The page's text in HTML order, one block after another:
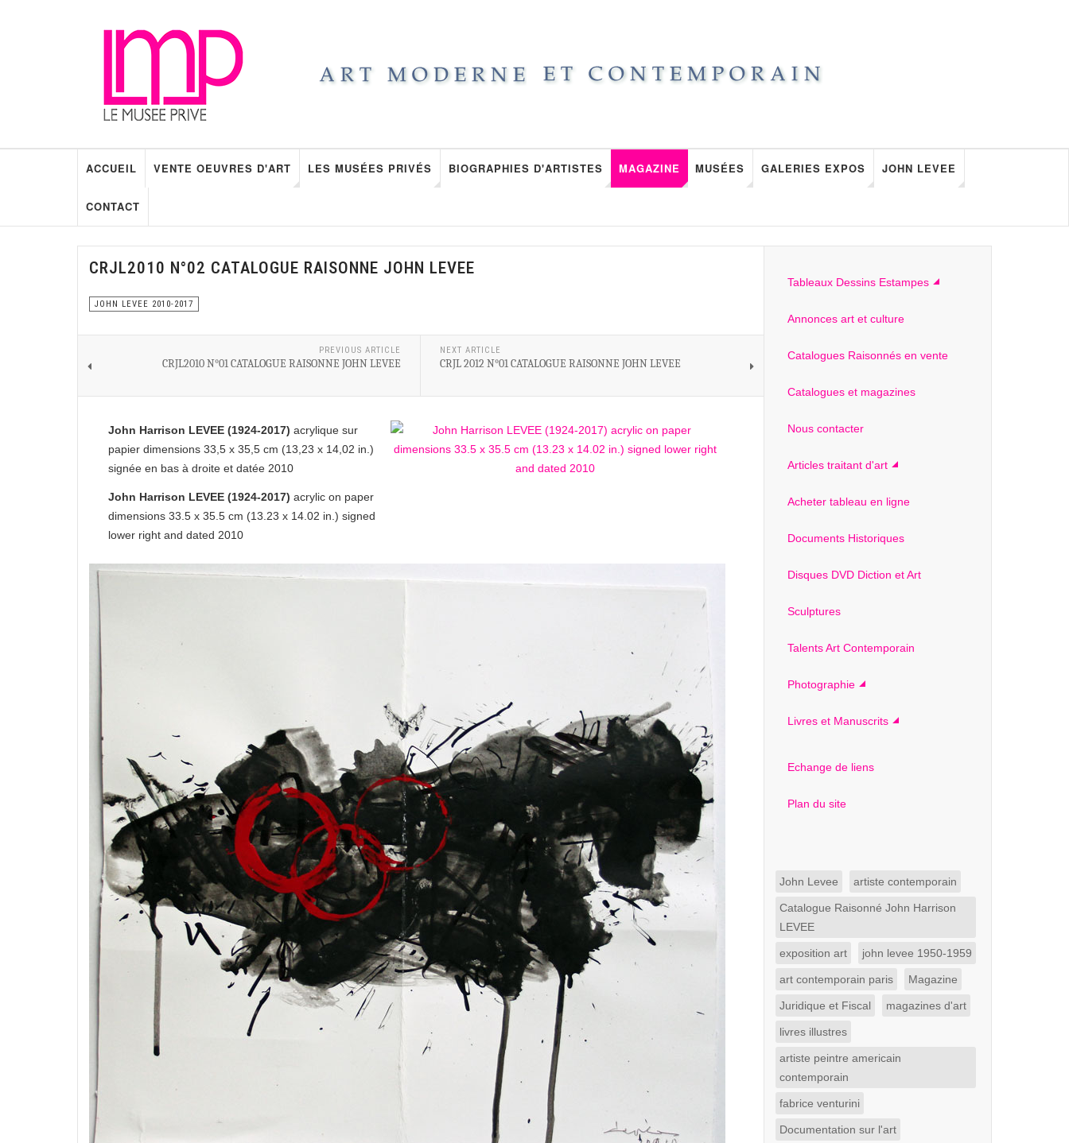
ACCUEIL VENTE OEUVRES D'ART LES MUSÉES PRIVÉS BIOGRAPHIES D'ARTISTES MAGAZINE MUSÉES GALERIES EXPOS JOHN LEVEE
CONTACT
CRJL2010 N°02 CATALOGUE RAISONNE JOHN LEVEE
JOHN LEVEE 2010-2017
PREVIOUS ARTICLE
CRJL2010 N°01 CATALOGUE RAISONNE JOHN LEVEE
NEXT ARTICLE
CRJL 2012 N°01 CATALOGUE RAISONNE JOHN LEVEE
John Harrison LEVEE (1924-2017) acrylique sur
papier dimensions 33,5 x 35,5 cm (13,23 x 14,02 in.)
signée en bas à droite et datée 2010
John Harrison LEVEE (1924-2017) acrylic on paper
dimensions 33.5 x 35.5 cm (13.23 x 14.02 in.) signed
lower right and dated 2010
Tableaux Dessins Estampes
Annonces art et culture
Catalogues Raisonnés en vente
Catalogues et magazines
Nous contacter
Articles traitant d'art
Acheter tableau en ligne
Documents Historiques
Disques DVD Diction et Art
Sculptures
Talents Art Contemporain
Photographie
Livres et Manuscrits
Echange de liens
Plan du site
John Levee artiste contemporain
Catalogue Raisonné John Harrison
LEVEE
exposition art john levee 1950-1959
art contemporain paris Magazine
Juridique et Fiscal magazines d'art
livres illustres
artiste peintre americain
contemporain
fabrice venturini
Documentation sur l'art